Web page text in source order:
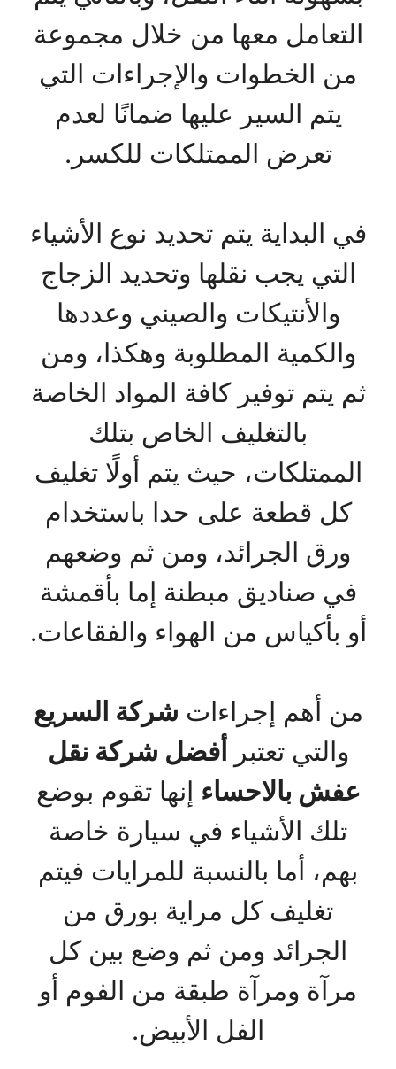
التعامل معها من خلال مجموعة
من الخطوات والإجراءات التي
يتم السير عليها ضمانًا لعدم
تعرض الممتلكات للكسر.
في البداية يتم تحديد نوع الأشياء
التي يجب نقلها وتحديد الزجاج
والأنتيكات والصيني وعددها
والكمية المطلوبة وهكذا، ومن
ثم يتم توفير كافة المواد الخاصة
بالتغليف الخاص بتلك
الممتلكات، حيث يتم أولًا تغليف
كل قطعة على حدا باستخدام
ورق الجرائد، ومن ثم وضعهم
في صناديق مبطنة إما بأقمشة
أو بأكياس من الهواء والفقاعات.
من أهم إجراءات شركة السريع
والتي تعتبر
أفضل شركة نقل
عفش بالاحساء إنها تقوم بوضع
تلك الأشياء في سيارة خاصة
بهم، أما بالنسبة للمرايات فيتم
تغليف كل مراية بورق من
الجرائد ومن ثم وضع بين كل
مرآة ومرآة طبقة من الفوم أو
الفل الأبيض.